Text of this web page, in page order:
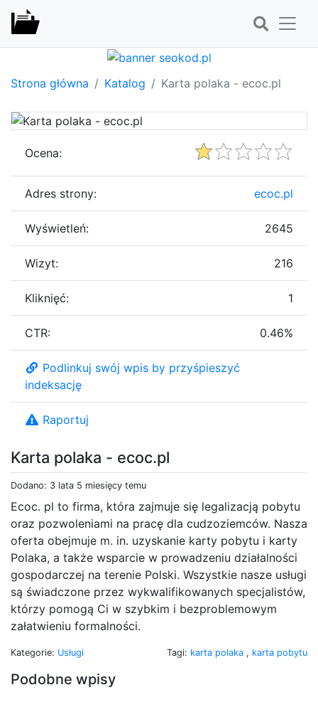
Strona główna Katalog Karta polaka - ecoc.pl
Karta polaka - ecoc.pl
Dodano: 3 lata 5 miesięcy temu
Ecoc. pl to firma, która zajmuje się legalizacją pobytu
oraz pozwoleniami na pracę dla cudzoziemców. Nasza
oferta obejmuje m. in. uzyskanie karty pobytu i karty
Polaka, a także wsparcie w prowadzeniu działalności
gospodarczej na terenie Polski. Wszystkie nasze usługi
są świadczone przez wykwalifikowanych specjalistów,
którzy pomogą Ci w szybkim i bezproblemowym
załatwieniu formalności.
Kategorie: Usługi Tagi: karta polaka , karta pobytu
Podobne wpisy
Ocena:
Adres strony: ecoc.pl
Wyświetleń: 2645
Wizyt: 216
Kliknięć: 1
CTR: 0.46%
Podlinkuj swój wpis by przyśpieszyć
indeksację
Raportuj